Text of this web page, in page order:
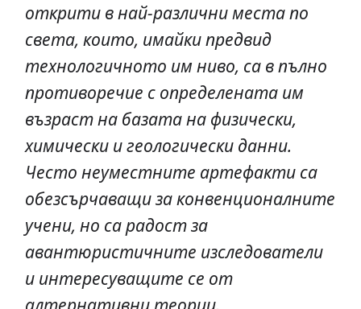
открити в най-различни места по
света, които, имайки предвид
технологичното им ниво, са в пълно
противоречие с определената им
възраст на базата на физически,
химически и геологически данни.
Често неуместните артефакти са
обезсърчаващи за конвенционалните
учени, но са радост за
авантюристичните изследователи
и интересуващите се от